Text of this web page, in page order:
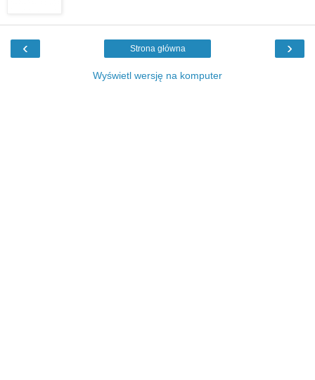
‹ ›
Strona główna
Wyświetl wersję na komputer